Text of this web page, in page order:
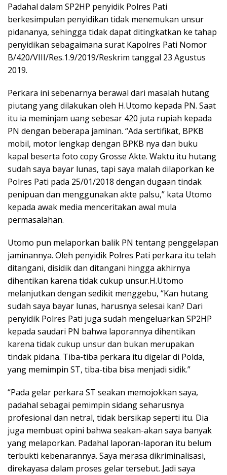
Padahal dalam SP2HP penyidik Polres Pati
berkesimpulan penyidikan tidak menemukan unsur
pidananya, sehingga tidak dapat ditingkatkan ke tahap
penyidikan sebagaimana surat Kapolres Pati Nomor
B/420/VIII/Res.1.9/2019/Reskrim tanggal 23 Agustus
2019.
Perkara ini sebenarnya berawal dari masalah hutang
piutang yang dilakukan oleh H.Utomo kepada PN. Saat
itu ia meminjam uang sebesar 420 juta rupiah kepada
PN dengan beberapa jaminan. “Ada sertifikat, BPKB
mobil, motor lengkap dengan BPKB nya dan buku
kapal beserta foto copy Grosse Akte. Waktu itu hutang
sudah saya bayar lunas, tapi saya malah dilaporkan ke
Polres Pati pada 25/01/2018 dengan dugaan tindak
penipuan dan menggunakan akte palsu,” kata Utomo
kepada awak media menceritakan awal mula
permasalahan.
Utomo pun melaporkan balik PN tentang penggelapan
jaminannya. Oleh penyidik Polres Pati perkara itu telah
ditangani, disidik dan ditangani hingga akhirnya
dihentikan karena tidak cukup unsur.H.Utomo
melanjutkan dengan sedikit menggebu, “Kan hutang
sudah saya bayar lunas, harusnya selesai kan? Dari
penyidik Polres Pati juga sudah mengeluarkan SP2HP
kepada saudari PN bahwa laporannya dihentikan
karena tidak cukup unsur dan bukan merupakan
tindak pidana. Tiba-tiba perkara itu digelar di Polda,
yang memimpin ST, tiba-tiba bisa menjadi sidik.”
“Pada gelar perkara ST seakan memojokkan saya,
padahal sebagai pemimpin sidang seharusnya
profesional dan netral, tidak bersikap seperti itu. Dia
juga membuat opini bahwa seakan-akan saya banyak
yang melaporkan. Padahal laporan-laporan itu belum
terbukti kebenarannya. Saya merasa dikriminalisasi,
direkayasa dalam proses gelar tersebut. Jadi saya